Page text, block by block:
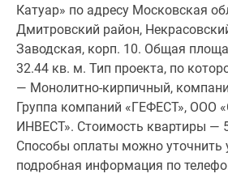
Катуар» по адресу Московская
Дмитровский район,
Заводская, корп. 10. Общая
32.44 кв. м. Тип проекта, по
— Монолитно-кирпичный,
Группа компаний «ГЕФЕСТ», ООО
ИНВЕСТ». Стоимость квартиры —
Способы оплаты можно уточнить
подробная информация по